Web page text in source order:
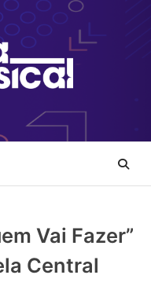
Vai Fazer”
Central